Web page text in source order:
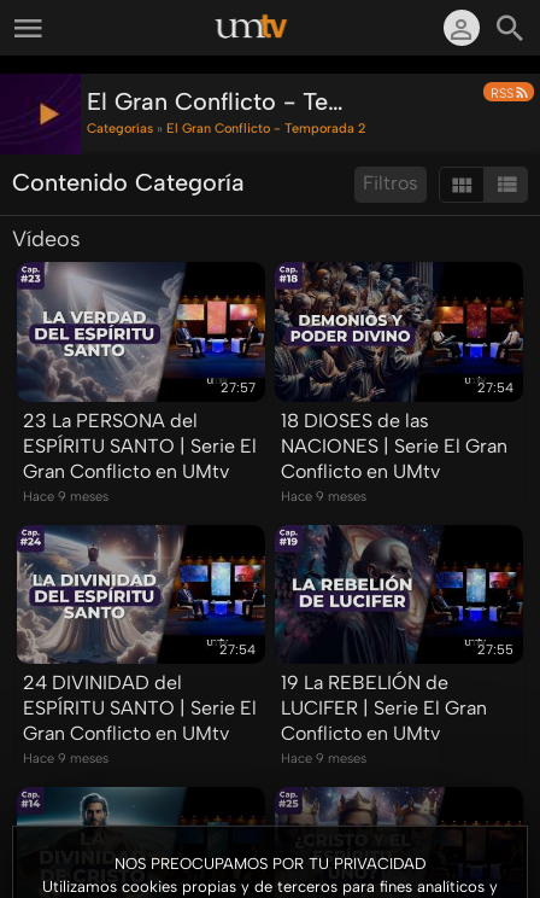
NOS PREOCUPAMOS POR TU PRIVACIDAD
Utilizamos cookies propias y de terceros para fines analíticos y
RSS
El Gran Conflicto - Temporada 2
Categorías » El Gran Conflicto - Temporada 2
Filtros
Contenido Categoría
Resultados/Pág.:
Buscar en esta categoría:
Vídeos
27:57
23 La PERSONA del
ESPÍRITU SANTO | Serie El
Gran Conflicto en UMtv
Hace 9 meses
27:54
18 DIOSES de las
NACIONES | Serie El Gran
Conflicto en UMtv
Hace 9 meses
27:54
24 DIVINIDAD del
ESPÍRITU SANTO | Serie El
Gran Conflicto en UMtv
Hace 9 meses
27:55
19 La REBELIÓN de
LUCIFER | Serie El Gran
Conflicto en UMtv
Hace 9 meses